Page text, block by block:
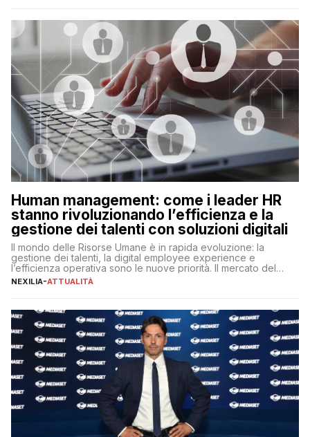
operazioni, bensì comporta […]
Human management: come i leader HR
stanno rivoluzionando l’efficienza e la
gestione dei talenti con soluzioni digitali
Il mondo delle Risorse Umane è in rapida evoluzione: la
gestione dei talenti, la digital employee experience e
l’efficienza operativa sono le nuove priorità. Il mercato del
lavoro, d’altra parte, è sempre più competitivo con una lotta
NEXILIA-ATTUALITÀ